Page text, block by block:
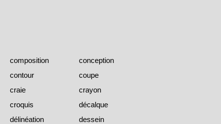
composition
conception
contour
coupe
craie
crayon
croquis
décalque
délinéation
dessein